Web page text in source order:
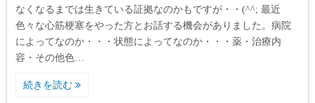
なくなるまでは生きている証拠なのかもですが・・(^^; 最近
色々な心筋梗塞をやった方とお話する機会がありました。病院
によってなのか・・・状態によってなのか・・・薬・治療内
容・その他色…
続きを読む